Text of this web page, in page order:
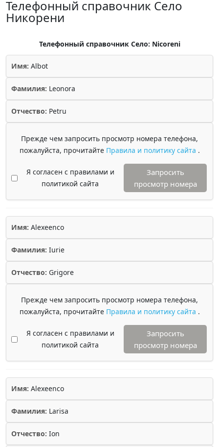
Телефонный справочник Село
Никорени
Телефонный справочник Село: Nicoreni
Имя: Albot
Фамилия: Leonora
Отчество: Petru
Прежде чем запросить просмотр номера телефона,
пожалуйста, прочитайте Правила и политику сайта .
Я согласен с правилами и
политикой сайта
Запросить
просмотр номера
Имя: Alexeenco
Фамилия: Iurie
Отчество: Grigore
Прежде чем запросить просмотр номера телефона,
пожалуйста, прочитайте Правила и политику сайта .
Я согласен с правилами и
политикой сайта
Запросить
просмотр номера
Имя: Alexeenco
Фамилия: Larisa
Отчество: Ion